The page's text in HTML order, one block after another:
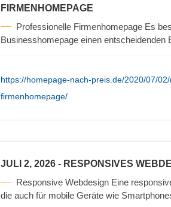
FIRMENHOMEPAGE
Professionelle Firmenhomepage Es
Businesshomepage einen entscheidenden
https://homepage-nach-preis.de/2020/07/
firmenhomepage/
JULI 2, 2026 - RESPONSIVES
Responsive Webdesign Eine
die auch für mobile Geräte wie